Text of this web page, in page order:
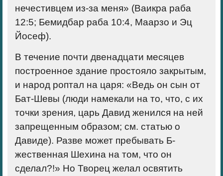
нечестивцем из-за меня» (Ваикра раба
12:5; Бемидбар раба 10:4, Маарзо и Эц
Йосеф).
В течение почти двенадцати месяцев
построенное здание простояло закрытым,
и народ роптал на царя: «Ведь он сын от
Бат-Шевы (люди намекали на то, что, с их
точки зрения, царь Давид женился на ней
запрещенным образом; см. статью о
Давиде). Разве может пребывать Б-
жественная Шехина на том, что он
сделал?!» Но Творец желал освятить